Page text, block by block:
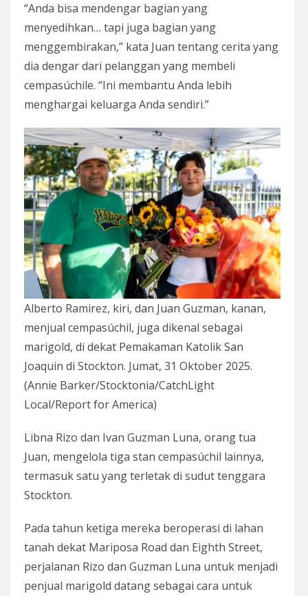
“Anda bisa mendengar bagian yang
menyedihkan… tapi juga bagian yang
menggembirakan,” kata Juan tentang cerita yang
dia dengar dari pelanggan yang membeli
cempasúchile. “Ini membantu Anda lebih
menghargai keluarga Anda sendiri.”
Alberto Ramirez, kiri, dan Juan Guzman, kanan,
menjual cempasúchil, juga dikenal sebagai
marigold, di dekat Pemakaman Katolik San
Joaquin di Stockton. Jumat, 31 Oktober 2025.
(Annie Barker/Stocktonia/CatchLight
Local/Report for America)
Libna Rizo dan Ivan Guzman Luna, orang tua
Juan, mengelola tiga stan cempasúchil lainnya,
termasuk satu yang terletak di sudut tenggara
Stockton.
Pada tahun ketiga mereka beroperasi di lahan
tanah dekat Mariposa Road dan Eighth Street,
perjalanan Rizo dan Guzman Luna untuk menjadi
penjual marigold datang sebagai cara untuk